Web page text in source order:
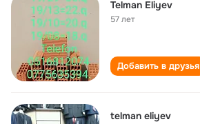
Telman Eliyev
57 лет
Добавить в друзья
telman eliyev